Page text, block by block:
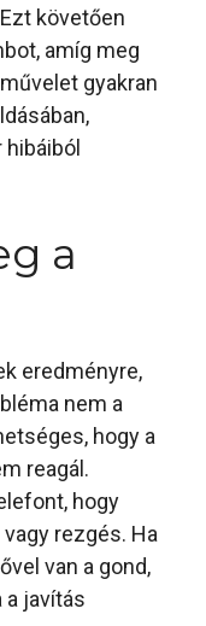
követően
amíg meg
gyakran
a
eredményre,
nem a
hogy a
reagál.
hogy
rezgés. Ha
van a gond,
javítás